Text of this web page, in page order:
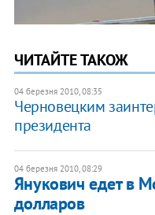
ЧИТАЙТЕ ТАКОЖ
04 березня 2010, 08:35
Черновецким
президента
04 березня 2010, 08:29
Янукович едет в
долларов